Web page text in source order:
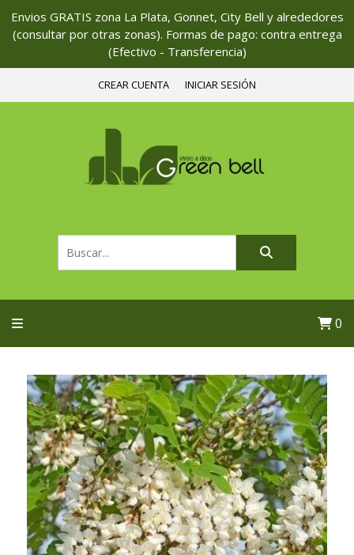
Envios GRATIS zona La Plata, Gonnet, City Bell y alrededores
(consultar por otras zonas). Formas de pago: contra entrega
(Efectivo - Transferencia)
CREAR CUENTA INICIAR SESIÓN
0